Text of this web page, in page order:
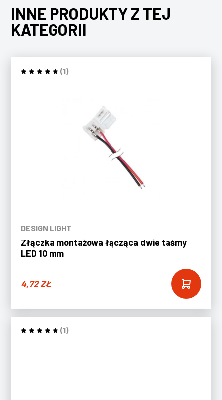
INNE PRODUKTY Z TEJ
KATEGORII
(1)
DESIGN LIGHT
Złączka montażowa łącząca dwie taśmy
LED 10 mm
4,72ZŁ
(1)